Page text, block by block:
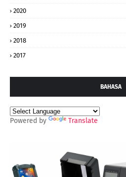
2020
2019
2018
2017
BAHASA
Powered by Translate